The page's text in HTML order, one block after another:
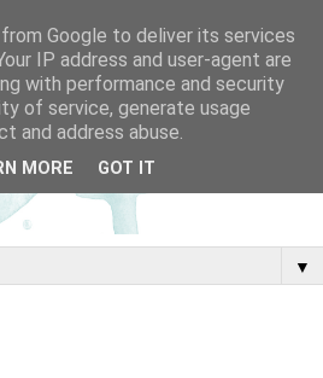
▼
Google to deliver its services
IP address and user-agent are
with performance and security
of service, generate usage
and address abuse.
MORE GOT IT